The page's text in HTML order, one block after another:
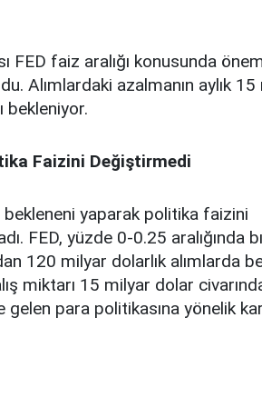
FED faiz aralığı konusunda
Alımlardaki azalmanın aylık
bekleniyor.
Faizini Değiştirmedi
bekleneni yaparak politika faizini
FED, yüzde 0-0.25 aralığında
120 milyar dolarlık alımlarda
miktarı 15 milyar dolar
gelen para politikasına yönelik